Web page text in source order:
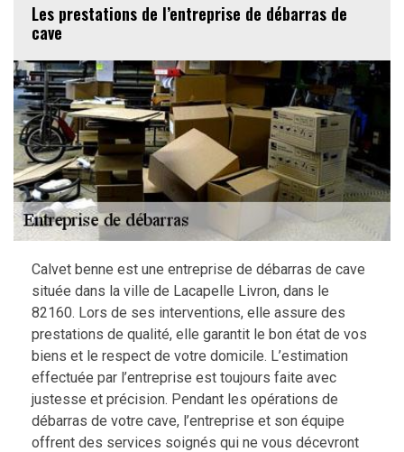
Les prestations de l’entreprise de débarras de
cave
Calvet benne est une entreprise de débarras de cave
située dans la ville de Lacapelle Livron, dans le
82160. Lors de ses interventions, elle assure des
prestations de qualité, elle garantit le bon état de vos
biens et le respect de votre domicile. L’estimation
effectuée par l’entreprise est toujours faite avec
justesse et précision. Pendant les opérations de
débarras de votre cave, l’entreprise et son équipe
offrent des services soignés qui ne vous décevront